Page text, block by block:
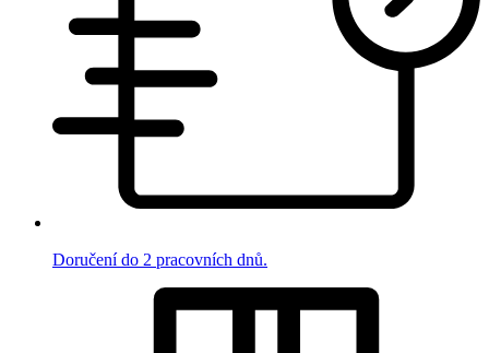
Doručení do 2 pracovních dnů.